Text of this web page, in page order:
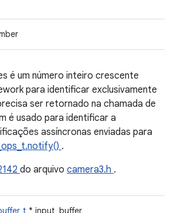
é um número inteiro crescente
para identificar exclusivamente
ser retornado na chamada de
é usado para identificar a
assíncronas enviadas para
.
do arquivo camera3.h .
* input_buffer